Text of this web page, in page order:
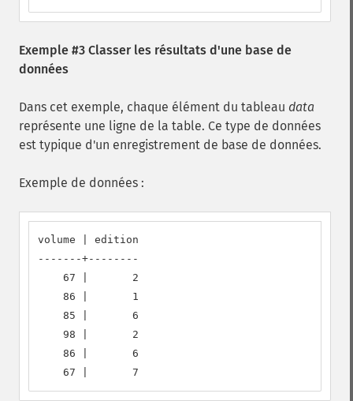
Exemple #3 Classer les résultats d'une base de
données
Dans cet exemple, chaque élément du tableau data
représente une ligne de la table. Ce type de données
est typique d'un enregistrement de base de données.
Exemple de données :
volume | edition
-------+--------
    67 |       2
    86 |       1
    85 |       6
    98 |       2
    86 |       6
    67 |       7